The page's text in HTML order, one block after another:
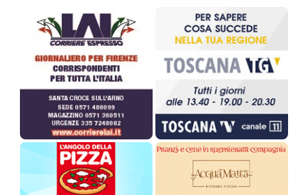
c
l
i